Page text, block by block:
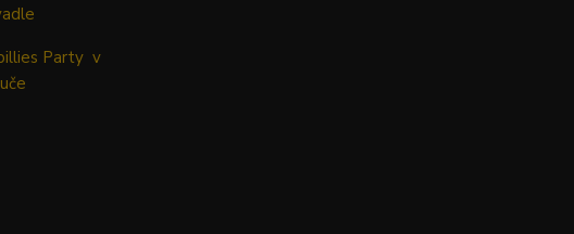
Party v